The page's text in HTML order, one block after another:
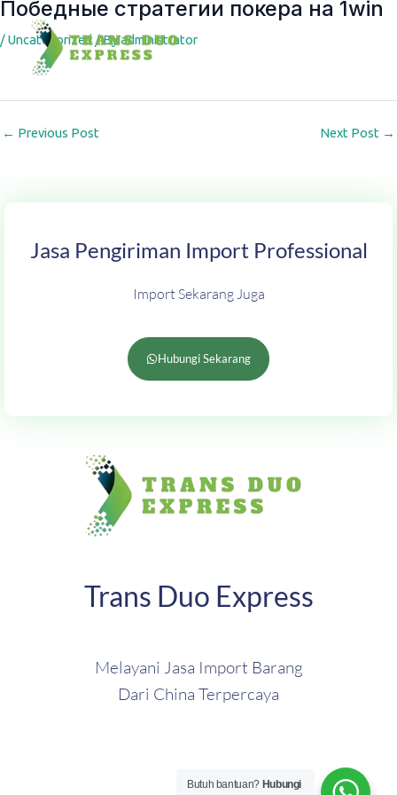
Победные стратегии покера на 1win
/Uncategorized/ Byadministrator
Post
navigation
← Previous Post Next Post →
Jasa Pengiriman Import Professional
Import Sekarang Juga
Hubungi Sekarang
Trans Duo Express
Melayani Jasa Import Barang
Dari China Terpercaya
Butuh bantuan? Hubungi